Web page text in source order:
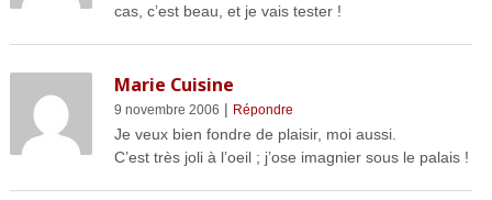
cas, c’est beau, et je vais tester !
Marie Cuisine
9 novembre 2006 | Répondre
Je veux bien fondre de plaisir, moi aussi.
C’est très joli à l’oeil ; j’ose imagnier sous le palais !